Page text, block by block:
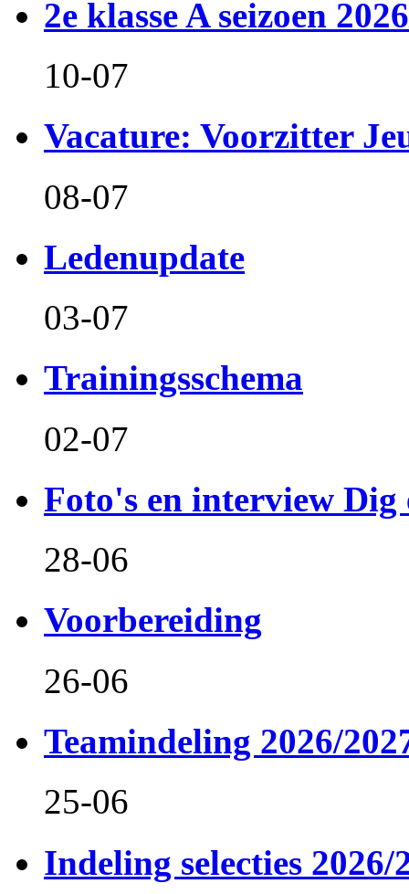
2e klasse A seizoen
10-07
Vacature: Voorzitter
08-07
Ledenupdate
03-07
Trainingsschema
02-07
Foto's en interview Dig
28-06
Voorbereiding
26-06
Teamindeling 2026/
25-06
Indeling selecties 2026/